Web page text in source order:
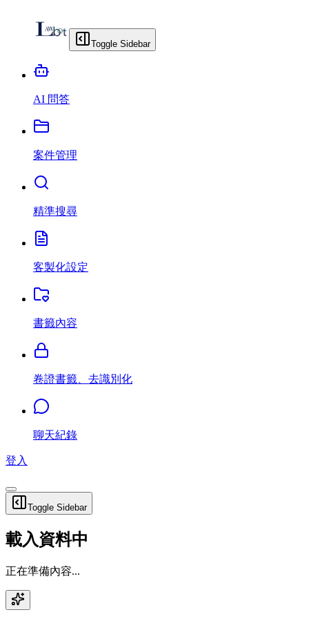
Toggle Sidebar
AI 問答
案件管理
精準搜尋
客製化設定
書籤內容
卷證書籤、去識別化
聊天紀錄
登入
Toggle Sidebar
載入資料中
正在準備內容...